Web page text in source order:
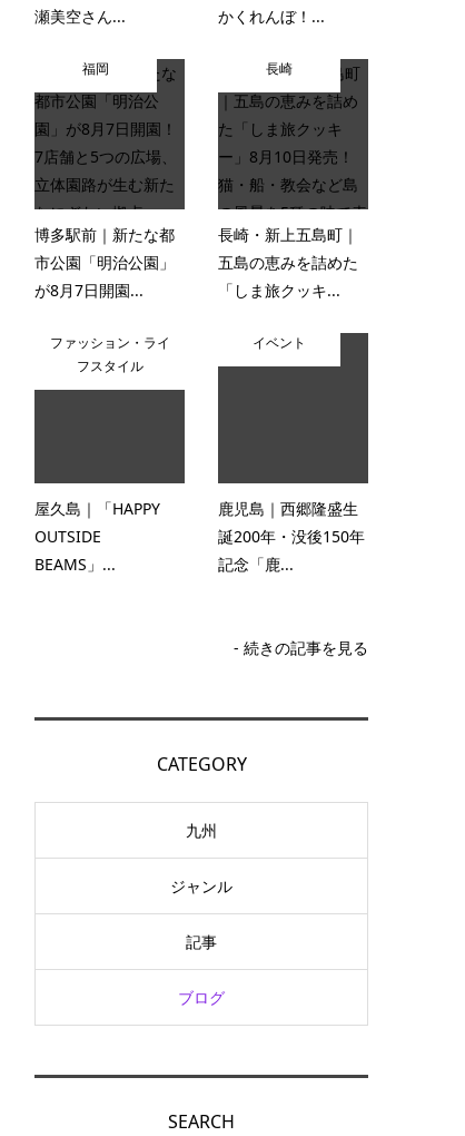
瀬美空さん...
かくれんぼ！...
福岡
博多駅前｜新たな都
市公園「明治公園」
が8月7日開園...
長崎
長崎・新上五島町｜
五島の恵みを詰めた
「しま旅クッキ...
ファッション・ライ
フスタイル
屋久島｜「HAPPY
OUTSIDE
BEAMS」...
イベント
鹿児島｜西郷隆盛生
誕200年・没後150年
記念「鹿...
- 続きの記事を見る
CATEGORY
九州
ジャンル
記事
ブログ
SEARCH